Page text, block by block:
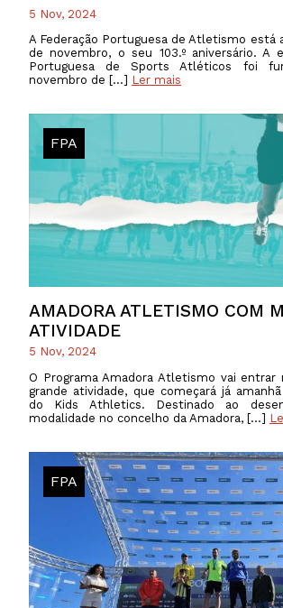
5 Nov, 2024
A Federação Portuguesa de Atletismo está
de novembro, o seu 103.º aniversário. A
Portuguesa de Sports Atléticos foi
novembro de […] Ler mais
AMADORA ATLETISMO COM
ATIVIDADE
FPA
5 Nov, 2024
O Programa Amadora Atletismo vai entrar
grande atividade, que começará já
do Kids Athletics. Destinado ao
modalidade no concelho da Amadora, […]
FPA